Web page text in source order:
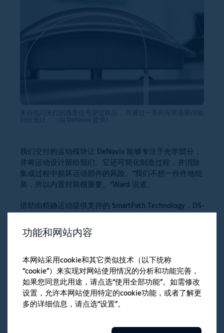
来自氙闪光灯的激发信号穿过样品， 并通过一系列光学连接传输
到分光计。（由 DeNovix 提供）
我们交付的运动模块让 DeNovix 能够专注于光学部分，
并将运动设计留给我们。它还可简化制造过程，并消除
集成过程中损坏运动部件的风险。“我们不想一件件地组
装，所以内置封装很重要。”Ward 说道。
借助由精确运动提供支持的 SmartPath Technology，DS-
毫米等效 OPL（表示 BSA 蛋白质浓度为 750 毫克/毫升
或 dsDNA 浓度为 25000 纳克/微升）下的 500 个吸光度
1%。
该系统通过了严格的寿命测试。到目前为止，DeNovix
还没有收到现场出现电机故障的报告，这在一定程度上
归功于运动控制模块的性能。
功能和网站内容
本网站采用cookie和其它类似技术（以下统称
“cookie”）来实现对网站使用情况的分析和功能完善，
如果您同意此用途，请点选“使用全部功能”。如需修改
设置，允许本网站使用特定的cookie功能，或者了解更
多的详细信息，请点选“设置”。